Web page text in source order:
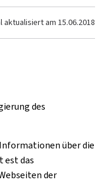
aktualisiert am 15.06.2018
des
über die
est das
der